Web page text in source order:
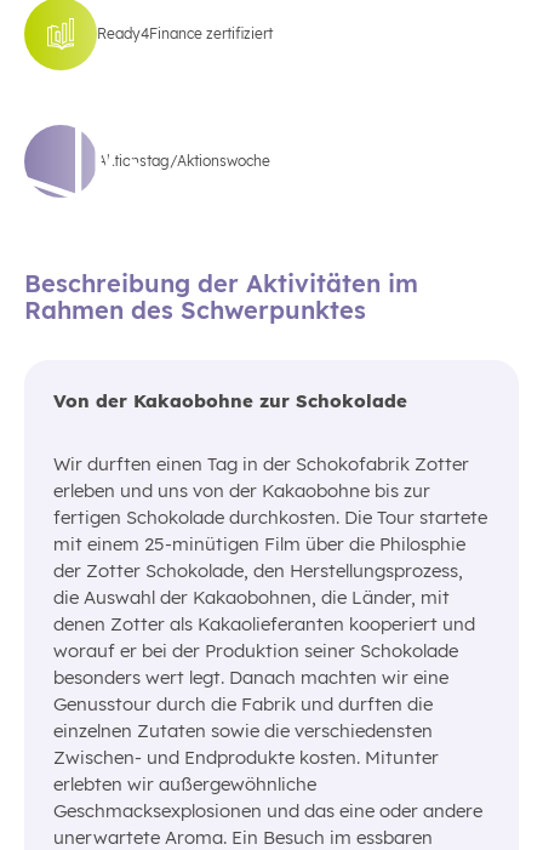
Ready4Finance zertifiziert
Aktionstag/Aktionswoche
Beschreibung der Aktivitäten im
Rahmen des Schwerpunktes
Von der Kakaobohne zur Schokolade
Wir durften einen Tag in der Schokofabrik Zotter
erleben und uns von der Kakaobohne bis zur
fertigen Schokolade durchkosten. Die Tour startete
mit einem 25-minütigen Film über die Philosphie
der Zotter Schokolade, den Herstellungsprozess,
die Auswahl der Kakaobohnen, die Länder, mit
denen Zotter als Kakaolieferanten kooperiert und
worauf er bei der Produktion seiner Schokolade
besonders wert legt. Danach machten wir eine
Genusstour durch die Fabrik und durften die
einzelnen Zutaten sowie die verschiedensten
Zwischen- und Endprodukte kosten. Mitunter
erlebten wir außergewöhnliche
Geschmacksexplosionen und das eine oder andere
unerwartete Aroma. Ein Besuch im essbaren